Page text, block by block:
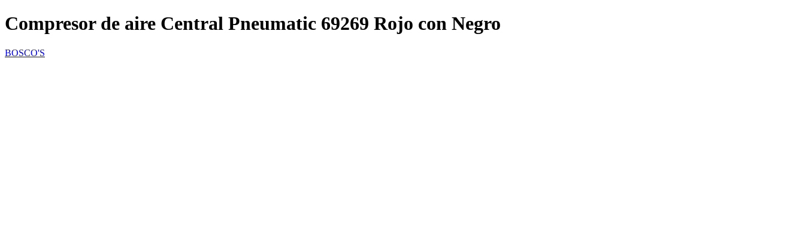
Compresor de aire Central Pneumatic 69269 Rojo con Negro
BOSCO'S